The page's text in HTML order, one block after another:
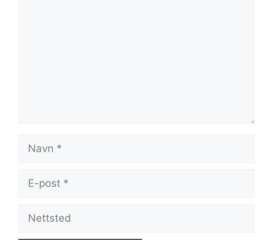
Navn
Nettsted